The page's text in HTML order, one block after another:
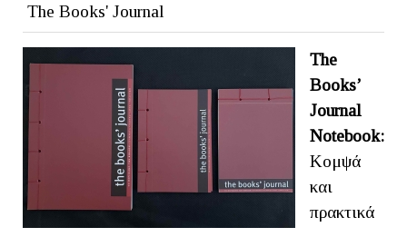
The Books' Journal
The
Books’
Journal
Notebook:
Κομψά
και
πρακτικά